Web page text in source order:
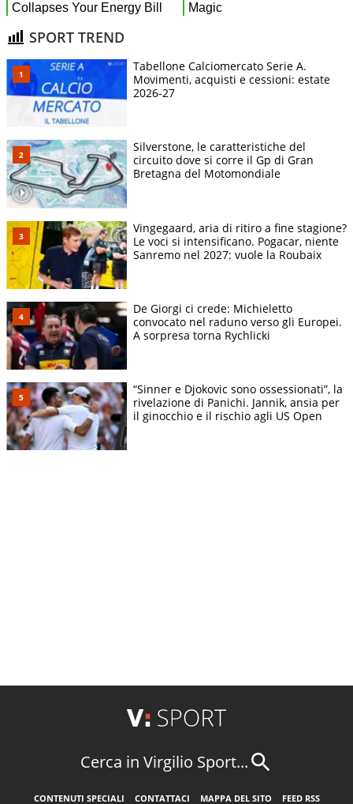
SPORT TREND
Tabellone Calciomercato Serie A.
Movimenti, acquisti e cessioni: estate
2026-27
Silverstone, le caratteristiche del
circuito dove si corre il Gp di Gran
Bretagna del Motomondiale
Vingegaard, aria di ritiro a fine stagione?
Le voci si intensificano. Pogacar, niente
Sanremo nel 2027: vuole la Roubaix
De Giorgi ci crede: Michieletto
convocato nel raduno verso gli Europei.
A sorpresa torna Rychlicki
“Sinner e Djokovic sono ossessionati”, la
rivelazione di Panichi. Jannik, ansia per
il ginocchio e il rischio agli US Open
Cerca in Virgilio Sport...
CONTENUTI SPECIALI CONTATTACI MAPPA DEL SITO FEED RSS